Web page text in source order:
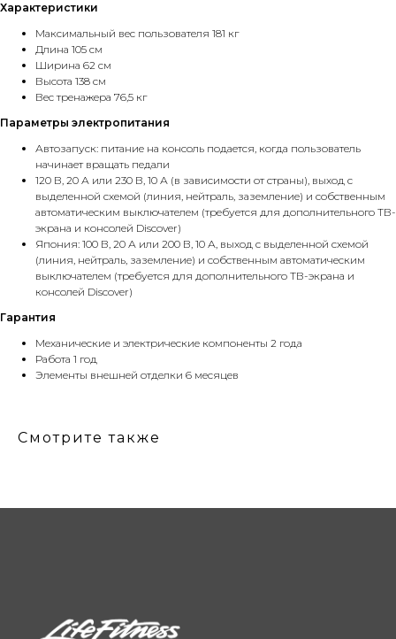
Характеристики
Максимальный вес пользователя 181 кг
Длина 105 см
Ширина 62 см
Высота 138 см
Вес тренажера 76,5 кг
Параметры электропитания
Автозапуск: питание на консоль подается, когда пользователь
начинает вращать педали
120 В, 20 А или 230 В, 10 А (в зависимости от страны), выход с
выделенной схемой (линия, нейтраль, заземление) и собственным
автоматическим выключателем (требуется для дополнительного ТВ-
экрана и консолей Discover)
Япония: 100 В, 20 А или 200 В, 10 А, выход с выделенной схемой
(линия, нейтраль, заземление) и собственным автоматическим
выключателем (требуется для дополнительного ТВ-экрана и
консолей Discover)
Гарантия
Механические и электрические компоненты 2 года
Работа 1 год
Элементы внешней отделки 6 месяцев
Смотрите также